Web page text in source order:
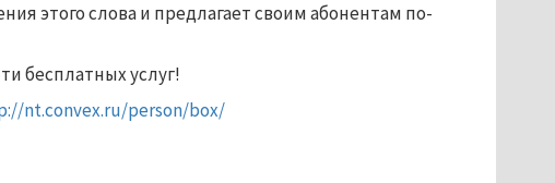
этого слова и предлагает своим абонентам по-
бесплатных услуг!
nt.convex.ru/person/box/